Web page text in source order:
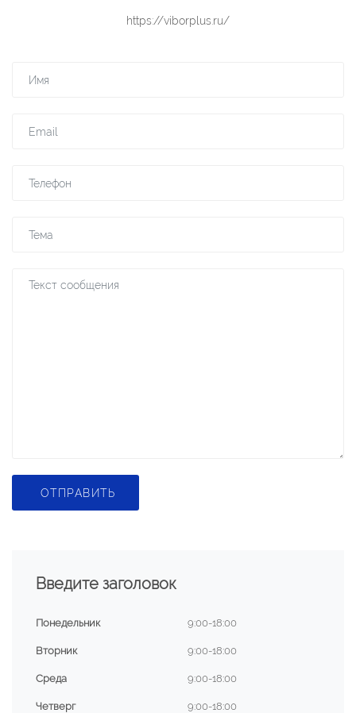
https://viborplus.ru/
ОТПРАВИТЬ
Введите заголовок
Понедельник 9:00-18:00
Вторник 9:00-18:00
Среда 9:00-18:00
Четверг 9:00-18:00